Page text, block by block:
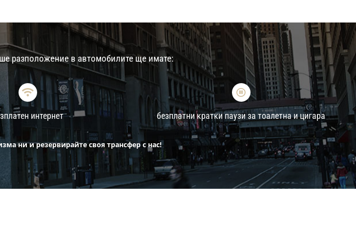
разположение в автомобилите ще имате:
интернет безплатни кратки паузи за тоалетна и цигара
ни и резервирайте своя трансфер с нас!